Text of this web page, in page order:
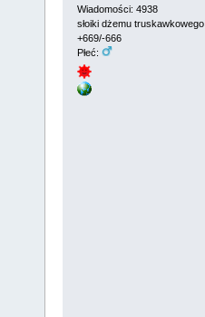
Wiadomości: 4938
słoiki dżemu truskawkowego
+669/-666
Płeć: